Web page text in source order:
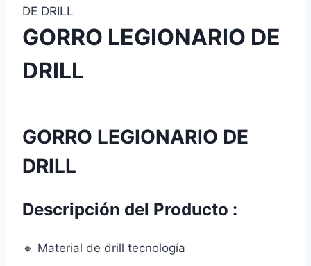
DE DRILL
GORRO LEGIONARIO DE
DRILL
GORRO LEGIONARIO DE
DRILL
Descripción del Producto :
🔸 Material de drill tecnología